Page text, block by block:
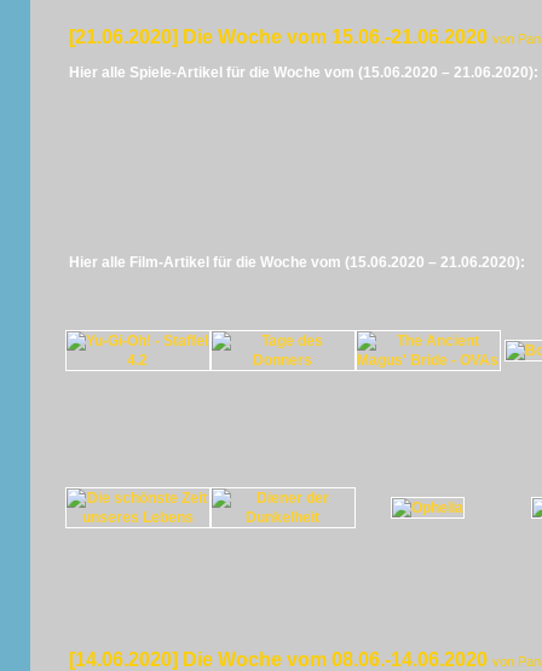
[21.06.2020] Die Woche vom 15.06.-21.06.2020 von
Hier alle Spiele-Artikel für die Woche vom (15.06.2020 – 21.06.2020):
Hier alle Film-Artikel für die Woche vom (15.06.2020 – 21.06.2020):
[14.06.2020] Die Woche vom 08.06.-14.06.2020 von